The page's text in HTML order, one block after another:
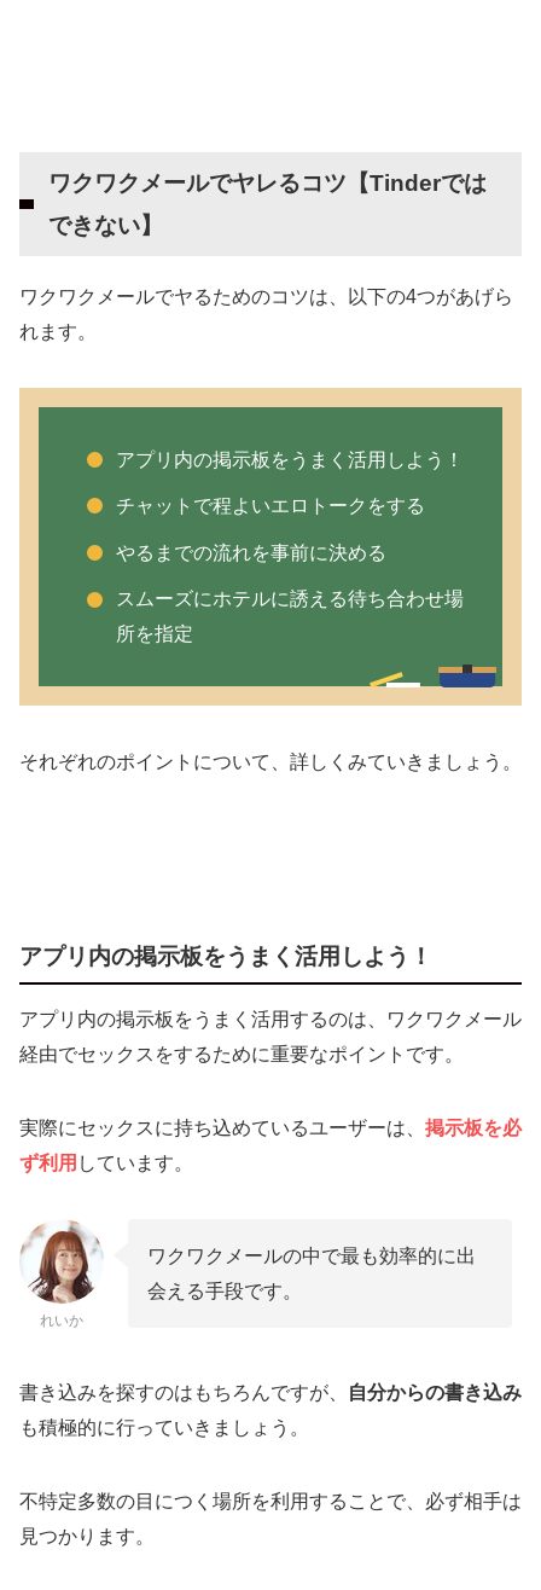
ワクワクメールでヤレるコツ【Tinderでは
できない】
ワクワクメールでヤるためのコツは、以下の4つがあげら
れます。
アプリ内の掲示板をうまく活用しよう！
チャットで程よいエロトークをする
やるまでの流れを事前に決める
スムーズにホテルに誘える待ち合わせ場
所を指定
それぞれのポイントについて、詳しくみていきましょう。
アプリ内の掲示板をうまく活用しよう！
アプリ内の掲示板をうまく活用するのは、ワクワクメール
経由でセックスをするために重要なポイントです。
実際にセックスに持ち込めているユーザーは、 掲示板を必
ず利用 しています。
れいか
ワクワクメールの中で最も効率的に出
会える手段です。
書き込みを探すのはもちろんですが、
自分からの書き込み
も積極的に行っていきましょう。
不特定多数の目につく場所を利用することで、必ず相手は
見つかります。